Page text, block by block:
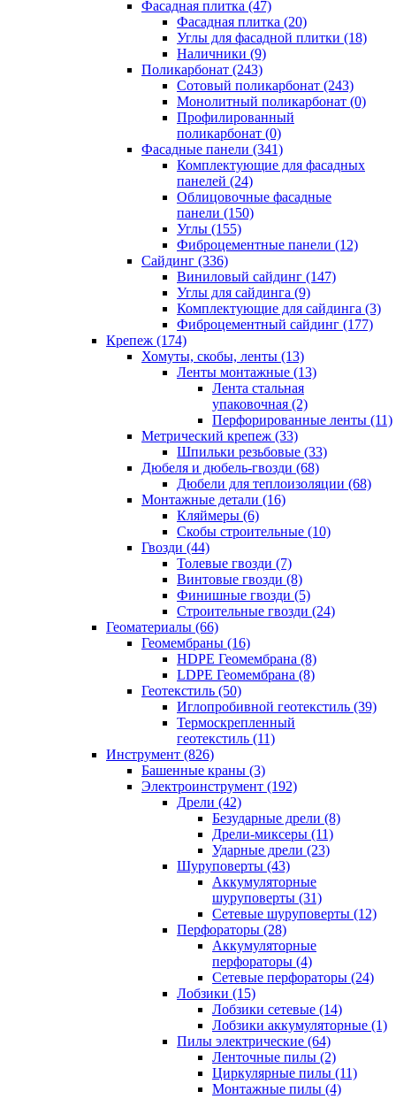
Фасадная плитка (47)
Фасадная плитка (20)
Углы для фасадной плитки (18)
Наличники (9)
Поликарбонат (243)
Сотовый поликарбонат (243)
Монолитный поликарбонат (0)
Профилированный
поликарбонат (0)
Фасадные панели (341)
Комплектующие для фасадных
панелей (24)
Облицовочные фасадные
панели (150)
Углы (155)
Фиброцементные панели (12)
Сайдинг (336)
Виниловый сайдинг (147)
Углы для сайдинга (9)
Комплектующие для сайдинга (3)
Фиброцементный сайдинг (177)
Крепеж (174)
Хомуты, скобы, ленты (13)
Ленты монтажные (13)
Лента стальная
упаковочная (2)
Перфорированные ленты (11)
Метрический крепеж (33)
Шпильки резьбовые (33)
Дюбеля и дюбель-гвозди (68)
Дюбели для теплоизоляции (68)
Монтажные детали (16)
Кляймеры (6)
Скобы строительные (10)
Гвозди (44)
Толевые гвозди (7)
Винтовые гвозди (8)
Финишные гвозди (5)
Строительные гвозди (24)
Геоматериалы (66)
Геомембраны (16)
HDPE Геомембрана (8)
LDPE Геомембрана (8)
Геотекстиль (50)
Иглопробивной геотекстиль (39)
Термоскрепленный
геотекстиль (11)
Инструмент (826)
Башенные краны (3)
Электроинструмент (192)
Дрели (42)
Безударные дрели (8)
Дрели-миксеры (11)
Ударные дрели (23)
Шуруповерты (43)
Аккумуляторные
шуруповерты (31)
Сетевые шуруповерты (12)
Перфораторы (28)
Аккумуляторные
перфораторы (4)
Сетевые перфораторы (24)
Лобзики (15)
Лобзики сетевые (14)
Лобзики аккумуляторные (1)
Пилы электрические (64)
Ленточные пилы (2)
Циркулярные пилы (11)
Монтажные пилы (4)